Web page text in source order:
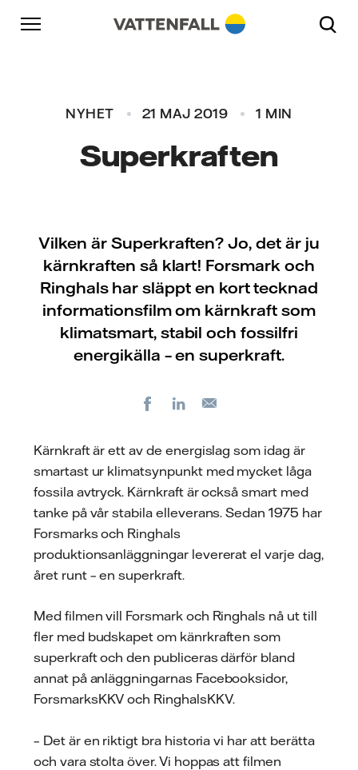
Skip to content
Gå till huvudnavigeringen
Gå till sidfoten
NYHET 21 MAJ 2019 1 MIN
Superkraften
Vilken är Superkraften? Jo, det är ju
kärnkraften så klart! Forsmark och
Ringhals har släppt en kort tecknad
informationsfilm om kärnkraft som
klimatsmart, stabil och fossilfri
energikälla – en superkraft.
FacebookLinkedIn
Kärnkraft är ett av de energislag som idag är
smartast ur klimatsynpunkt med mycket låga
fossila avtryck. Kärnkraft är också smart med
tanke på vår stabila elleverans. Sedan 1975 har
Forsmarks och Ringhals
produktionsanläggningar levererat el varje dag,
året runt – en superkraft.
Med filmen vill Forsmark och Ringhals nå ut till
fler med budskapet om känrkraften som
superkraft och den publiceras därför bland
annat på anläggningarnas Facebooksidor,
ForsmarksKKV och RinghalsKKV.
– Det är en riktigt bra historia vi har att berätta
och vara stolta över. Vi hoppas att filmen
Gå till huvudnavigeringen